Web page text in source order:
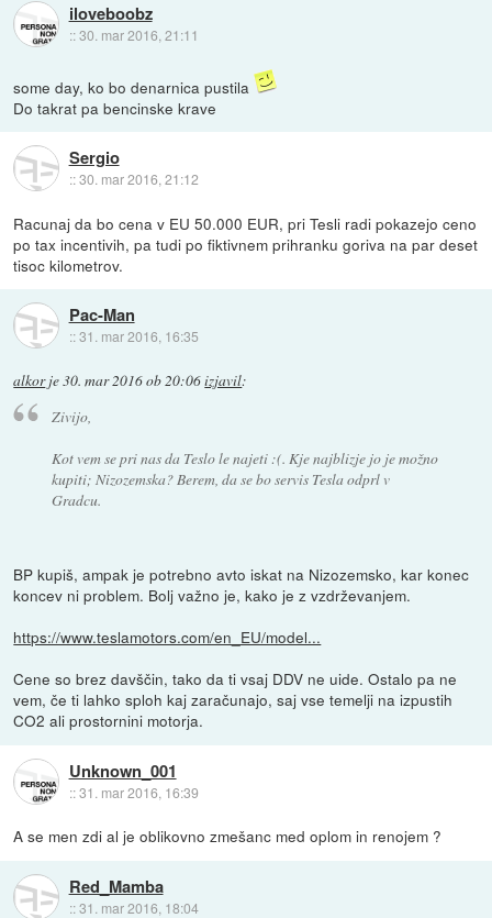
iloveboobz
::30. mar 2016, 21:11
some day, ko bo denarnica pustila
Do takrat pa bencinske krave
Sergio
::30. mar 2016, 21:12
Racunaj da bo cena v EU 50.000 EUR, pri Tesli radi pokazejo ceno
po tax incentivih, pa tudi po fiktivnem prihranku goriva na par deset
tisoc kilometrov.
Pac-Man
::31. mar 2016, 16:35
alkorje30. mar 2016 ob 20:06izjavil:
Zivijo,
Kot vem se pri nas da Teslo le najeti :(. Kje najblizje jo je možno
kupiti; Nizozemska? Berem, da se bo servis Tesla odprl v
Gradcu.
BP kupiš, ampak je potrebno avto iskat na Nizozemsko, kar konec
koncev ni problem. Bolj važno je, kako je z vzdrževanjem.
https://www.teslamotors.com/en_EU/model...
Cene so brez davščin, tako da ti vsaj DDV ne uide. Ostalo pa ne
vem, če ti lahko sploh kaj zaračunajo, saj vse temelji na izpustih
CO2 ali prostornini motorja.
Unknown_001
::31. mar 2016, 16:39
A se men zdi al je oblikovno zmešanc med oplom in renojem ?
Red_Mamba
::31. mar 2016, 18:04